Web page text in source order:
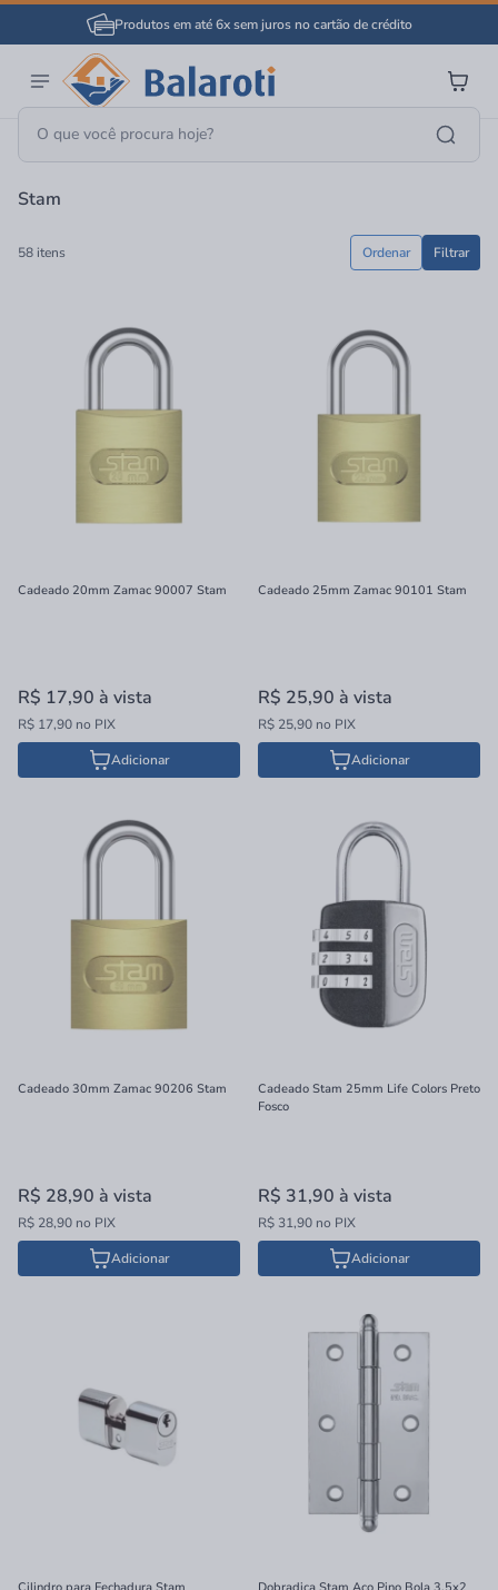
Produtos em até 6x sem juros no cartão de crédito
Página Inicial Stam
Stam
58 itens Filtrar
Ordenar
Cadeado 20mm Zamac 90007 Stam
R$ 17,90 à vista
R$ 17,90 no PIX
Adicionar
Cadeado 25mm Zamac 90101 Stam
R$ 25,90 à vista
R$ 25,90 no PIX
Adicionar
Cadeado 30mm Zamac 90206 Stam
R$ 28,90 à vista
R$ 28,90 no PIX
Adicionar
Cadeado Stam 25mm Life Colors Preto
Fosco
R$ 31,90 à vista
R$ 31,90 no PIX
Adicionar